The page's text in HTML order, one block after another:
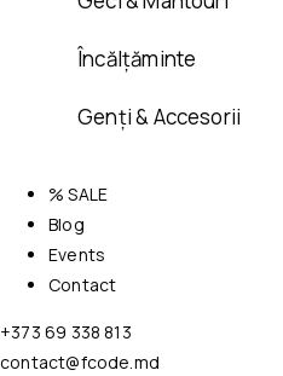
Încălțăminte
Genți & Accesorii
% SALE
Blog
Events
Contact
+373 69 338 813
contact@fcode.md